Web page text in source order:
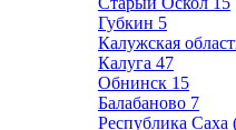
Губкин 5
Калужская
Калуга 47
Обнинск 15
Балабаново 7
Республика Саха